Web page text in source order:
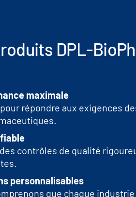
DPL-
maximale
répondre aux exigences
des contrôles de qualité
personnalisables
que chaque